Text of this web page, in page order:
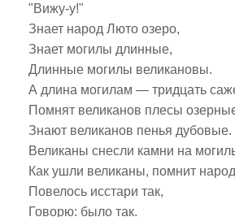
"Вижу-у!"
Знает народ Люто озеро,
Знает могилы длинные,
Длинные могилы великановы.
А длина могилам — тридцать
Помнят великанов плесы
Знают великанов пенья дубовые.
Великаны снесли камни на
Как ушли великаны, помнит
Повелось исстари так,
Говорю: было так.